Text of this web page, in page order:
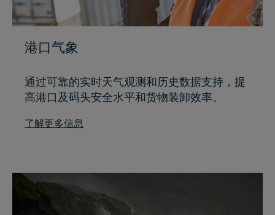
港口气象
通过可靠的实时天气观测和历史数据支持，提
高港口及码头安全水平和货物装卸效率。
了解更多信息